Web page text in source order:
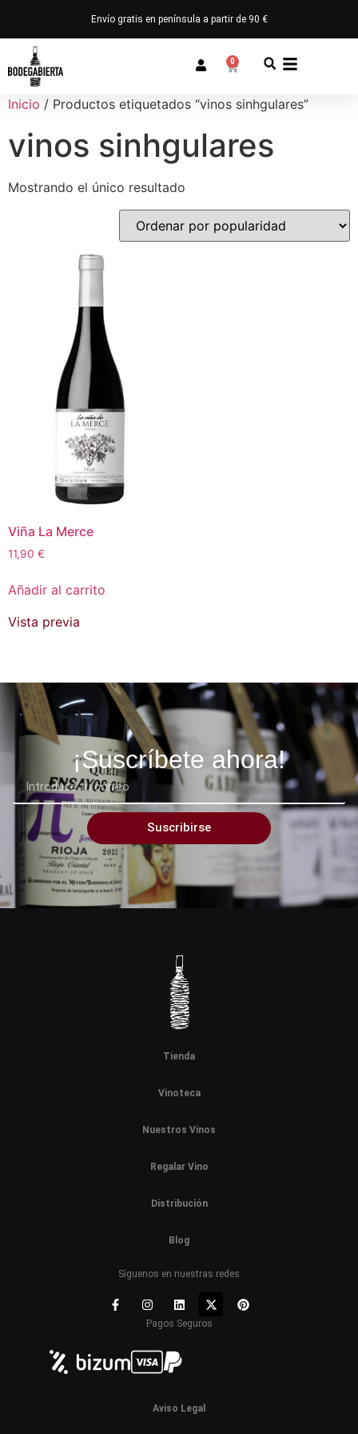
Envío gratis en península a partir de 90 €
0
Inicio / Productos etiquetados “vinos sinhgulares”
vinos sinhgulares
Mostrando el único resultado
Viña La Merce
11,90 €
Añadir al carrito
Vista previa
¡Suscríbete ahora!
Suscribirse
Tienda
Vinoteca
Nuestros Vinos
Regalar Vino
Distribución
Blog
Síguenos en nuestras redes
Pagos Seguros
Aviso Legal